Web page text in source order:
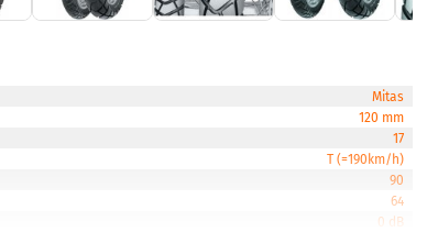
Mitas
120 mm
17
T (=190km/h)
90
64
0 dB